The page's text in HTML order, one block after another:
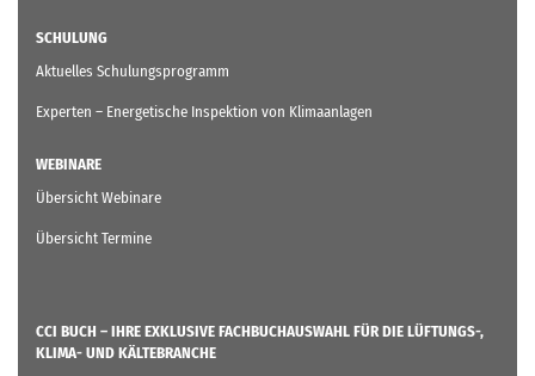
SCHULUNG
Aktuelles Schulungsprogramm
Experten – Energetische Inspektion von Klimaanlagen
WEBINARE
Übersicht Webinare
Übersicht Termine
CCI BUCH – IHRE EXKLUSIVE FACHBUCHAUSWAHL FÜR DIE LÜFTUNGS-,
KLIMA- UND KÄLTEBRANCHE